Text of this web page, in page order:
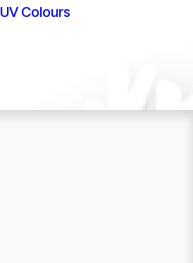
UV Colours